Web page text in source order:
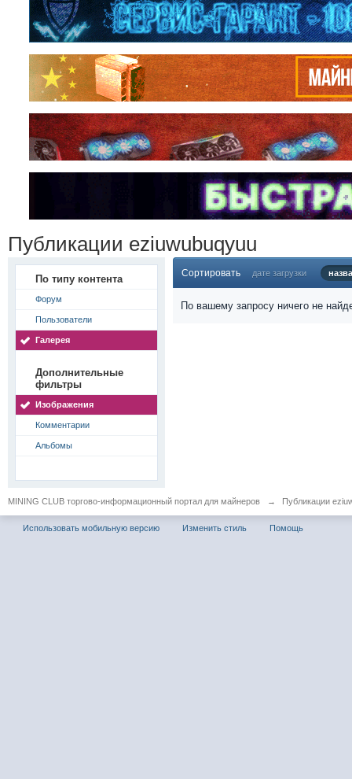
Публикации eziuwubuqyuu
По типу контента
Форум
Пользователи
Галерея
Дополнительные
фильтры
Изображения
Комментарии
Альбомы
Сортировать дате загрузки
По вашему запросу ничего не
MINING CLUB торгово-информационный портал для майнеров → Публикации
Использовать мобильную версию Изменить стиль Помощь